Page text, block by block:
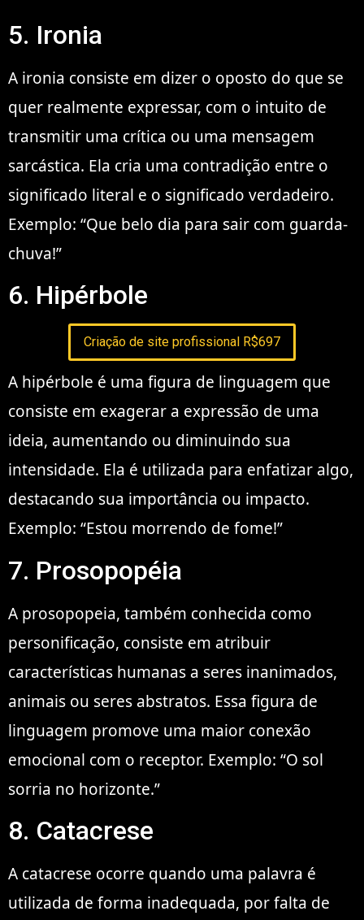
5. Ironia
A ironia consiste em dizer o oposto do que se
quer realmente expressar, com o intuito de
transmitir uma crítica ou uma mensagem
sarcástica. Ela cria uma contradição entre o
significado literal e o significado verdadeiro.
Exemplo: “Que belo dia para sair com guarda-
chuva!”
6. Hipérbole
Criação de site profissional R$697
A hipérbole é uma figura de linguagem que
consiste em exagerar a expressão de uma
ideia, aumentando ou diminuindo sua
intensidade. Ela é utilizada para enfatizar algo,
destacando sua importância ou impacto.
Exemplo: “Estou morrendo de fome!”
7. Prosopopéia
A prosopopeia, também conhecida como
personificação, consiste em atribuir
características humanas a seres inanimados,
animais ou seres abstratos. Essa figura de
linguagem promove uma maior conexão
emocional com o receptor. Exemplo: “O sol
sorria no horizonte.”
8. Catacrese
A catacrese ocorre quando uma palavra é
utilizada de forma inadequada, por falta de